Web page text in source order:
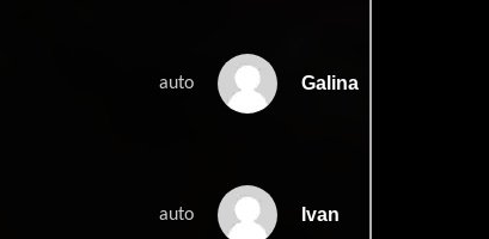
auto Galina
auto Ivan